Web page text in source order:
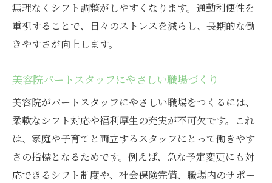
無理なくシフト調整がしやすくなります。通勤利便性を
重視することで、日々のストレスを減らし、長期的な働
きやすさが向上します。
美容院パートスタッフにやさしい職場づくり
美容院がパートスタッフにやさしい職場をつくるには、
柔軟なシフト対応や福利厚生の充実が不可欠です。これ
は、家庭や子育てと両立するスタッフにとって働きやす
さの指標となるためです。例えば、急な予定変更にも対
応できるシフト制度や、社会保険完備、職場内のサポー